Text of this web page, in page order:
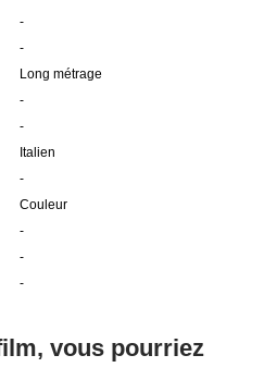
-
-
Long métrage
-
-
Italien
-
Couleur
-
-
-
vous pourriez